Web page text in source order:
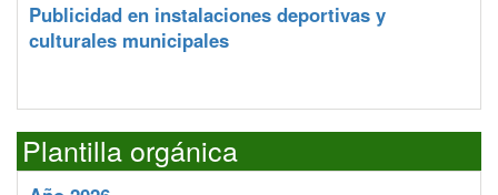
Publicidad en instalaciones deportivas y
culturales municipales
Plantilla orgánica